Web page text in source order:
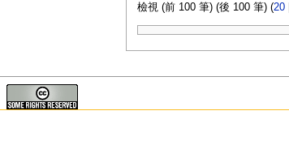
檢視 (前 100 筆) (後 100 筆) (20|